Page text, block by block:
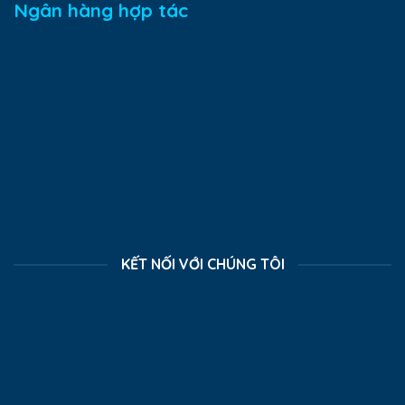
Ngân hàng hợp tác
KẾT NỐI VỚI CHÚNG TÔI